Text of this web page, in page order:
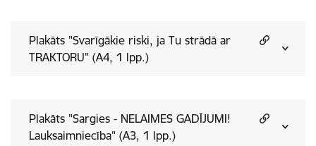
Plakāts "Svarīgākie riski, ja Tu strādā ar
TRAKTORU" (A4, 1 lpp.)
Plakāts "Sargies - NELAIMES GADĪJUMI!
Lauksaimniecība" (A3, 1 lpp.)